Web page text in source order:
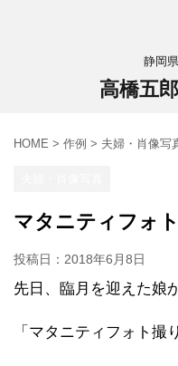
静岡
高橋五
HOME > 作例 > 夫婦・肖像写
マタニティフォ
投稿日： 2018年6月8日
先日、臨月を迎えた娘
「マタニティフォト撮